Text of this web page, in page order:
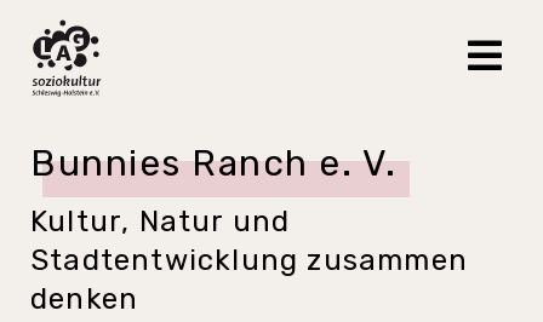
Bunnies Ranch e. V.
Kultur, Natur und
Stadtentwicklung zusammen
denken